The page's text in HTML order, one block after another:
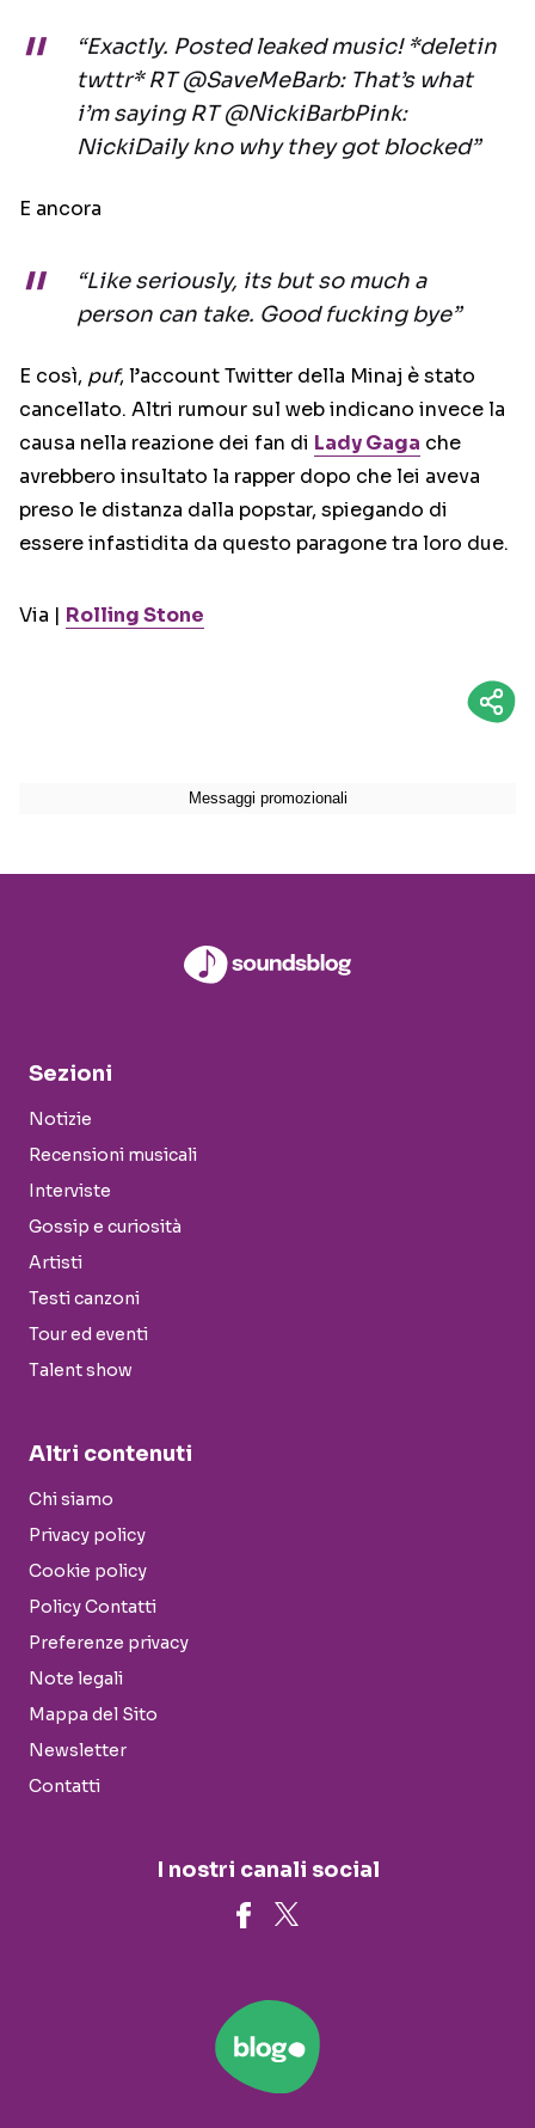
“Exactly. Posted leaked music! *deletin
twttr* RT @SaveMeBarb: That’s what
i’m saying RT @NickiBarbPink:
NickiDaily kno why they got blocked”
E ancora
“Like seriously, its but so much a
person can take. Good fucking bye”
E così, puf, l’account Twitter della Minaj è stato
cancellato. Altri rumour sul web indicano invece la
causa nella reazione dei fan di Lady Gaga che
avrebbero insultato la rapper dopo che lei aveva
preso le distanza dalla popstar, spiegando di
essere infastidita da questo paragone tra loro due.
Via | Rolling Stone
Sezioni
Notizie
Recensioni musicali
Interviste
Gossip e curiosità
Artisti
Testi canzoni
Tour ed eventi
Talent show
Altri contenuti
Chi siamo
Privacy policy
Cookie policy
Policy Contatti
Preferenze privacy
Note legali
Mappa del Sito
Newsletter
Contatti
I nostri canali social